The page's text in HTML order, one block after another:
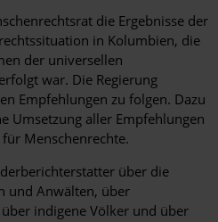
die Ergebnisse der
in Kolumbien, die
der universellen
war. Die Regierung
Empfehlungen zu folgen. Dazu
Umsetzung aller Empfehlungen
Menschenrechte.
über die
und Anwälten, über
indigene Völker und über